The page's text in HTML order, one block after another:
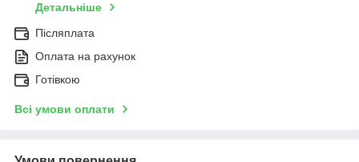
Детальніше
Післяплата
Оплата на рахунок
Готівкою
Всі умови оплати